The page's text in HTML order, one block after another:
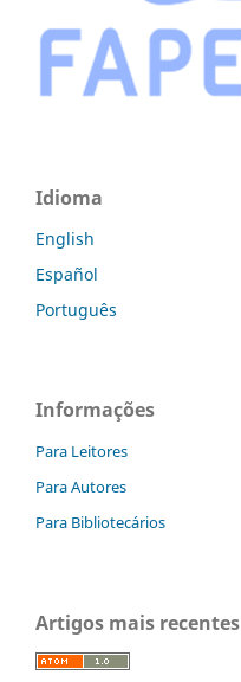
Idioma
English
Español
Português
Informações
Para Leitores
Para Autores
Para Bibliotecários
Artigos mais recentes